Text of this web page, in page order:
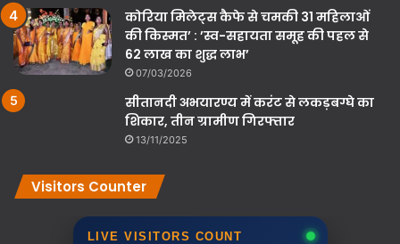
कोरिया मिलेट्स कैफे से चमकी 31 महिलाओं
की किस्मत’ : ’स्व-सहायता समूह की पहल से
62 लाख का शुद्ध लाभ’
07/03/2026
सीतानदी अभयारण्य में करंट से लकड़बग्घे का
शिकार, तीन ग्रामीण गिरफ्तार
13/11/2025
Visitors Counter
LIVE VISITORS COUNT